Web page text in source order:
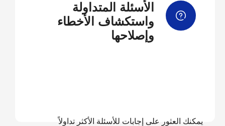
الأسئلة المتداولة
واستكشاف الأخطاء
وإصلاحها
يمكنك العثور على إجابات للأسئلة الأكثر تداولاً